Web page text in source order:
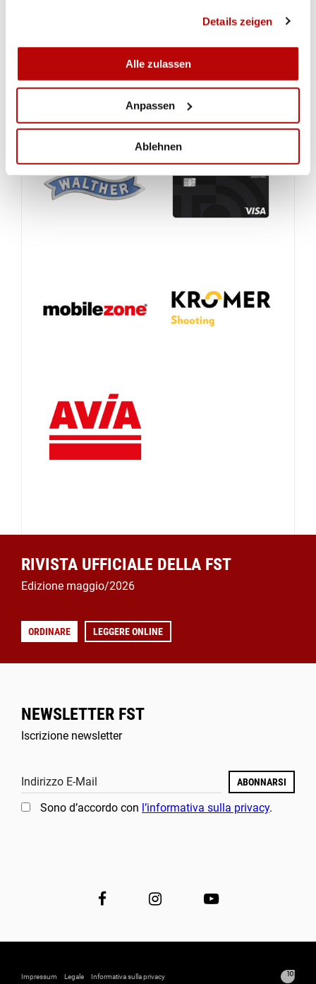
Details zeigen
Alle zulassen
Anpassen
Ablehnen
RIVISTA UFFICIALE DELLA FST
Edizione maggio/2026
ORDINARE LEGGERE ONLINE
NEWSLETTER FST
Iscrizione newsletter
Indirizzo E-Mail ABONNARSI
Sono d’accordo con l’informativa sulla privacy.
Impressum Legale Informativa sulla privacy